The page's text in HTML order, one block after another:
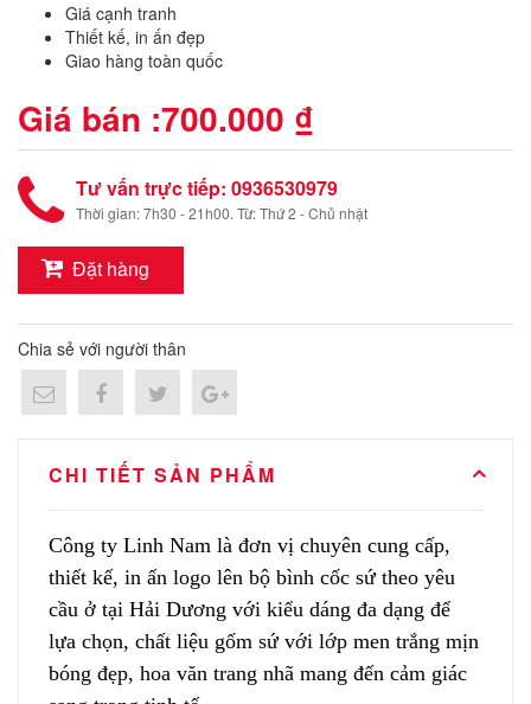
Giá cạnh tranh
Thiết kế, in ấn đẹp
Giao hàng toàn quốc
Giá bán :700.000 ₫
Tư vấn trực tiếp: 0936530979
Thời gian: 7h30 - 21h00. Từ: Thứ 2 - Chủ nhật
Đặt hàng
Chia sẻ với người thân
CHI TIẾT SẢN PHẨM
Công ty Linh Nam là đơn vị chuyên cung cấp,
thiết kế, in ấn logo lên bộ bình cốc sứ theo yêu
cầu ở tại Hải Dương với kiểu dáng đa dạng để
lựa chọn, chất liệu gốm sứ với lớp men trắng mịn
bóng đẹp, hoa văn trang nhã mang đến cảm giác